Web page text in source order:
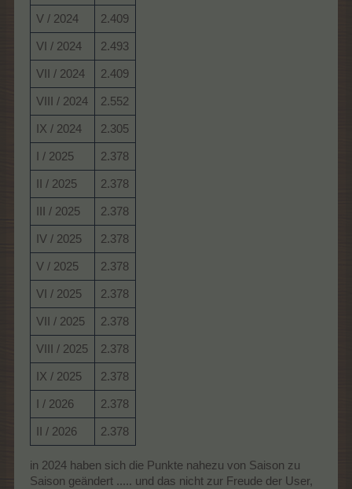
V / 2024 2.409
VI / 2024 2.493
VII / 2024 2.409
VIII / 2024 2.552
IX / 2024 2.305
I / 2025 2.378
II / 2025 2.378
III / 2025 2.378
IV / 2025 2.378
V / 2025 2.378
VI / 2025 2.378
VII / 2025 2.378
VIII / 2025 2.378
IX / 2025 2.378
I / 2026 2.378
II / 2026 2.378
in 2024 haben sich die Punkte nahezu von Saison zu
Saison geändert ..... und das nicht zur Freude der User,